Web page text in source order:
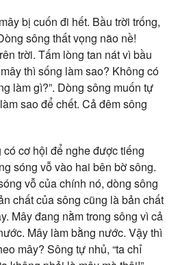
bị cuốn đi hết. Bầu trời trống,
sông thất vọng não nề!
trời. Tấm lòng tan nát vì bầu
thì sống làm sao? Không có
làm gì?”. Dòng sông muốn tự
sao để chết. Cả đêm sông
cơ hội để nghe được tiếng
sóng vỗ vào hai bên bờ sông.
vỗ của chính nó, dòng sông
chất của sông cũng là bản chất
Mây đang nằm trong sông vì cả
Mây làm bằng nước. Vậy thì
mây? Sông tự nhủ, “ta chỉ